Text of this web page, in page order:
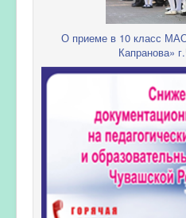
О приеме в 10 класс
Капранова»